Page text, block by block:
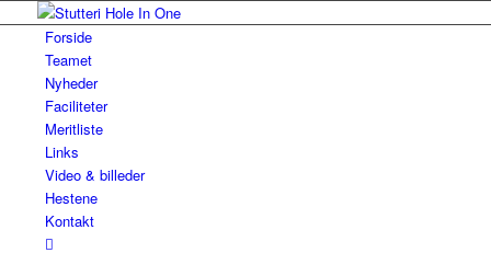
Forside
Teamet
Nyheder
Faciliteter
Meritliste
Links
Video & billeder
Hestene
Kontakt